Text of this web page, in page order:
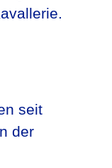
seit
der